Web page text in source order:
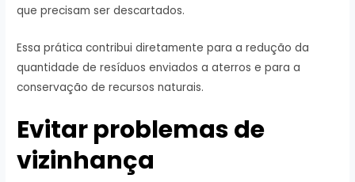
que precisam ser descartados.
Essa prática contribui diretamente para a redução da
quantidade de resíduos enviados a aterros e para a
conservação de recursos naturais.
Evitar problemas de
vizinhança